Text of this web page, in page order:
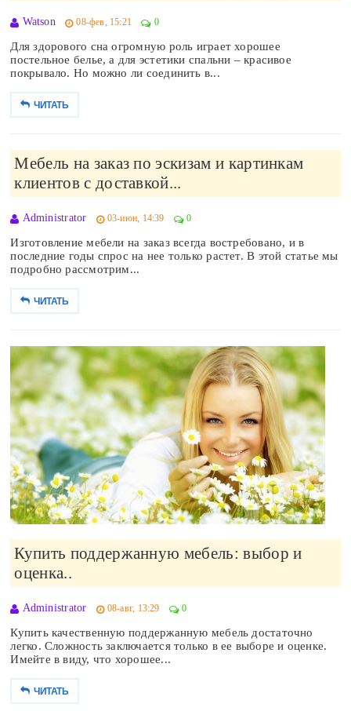
Watson 08-фев, 15:21 0
Для здорового сна огромную роль играет хорошее
постельное белье, а для эстетики спальни – красивое
покрывало. Но можно ли соединить в...
ЧИТАТЬ
Мебель на заказ по эскизам и картинкам
клиентов с доставкой...
Administrator 03-июн, 14:39 0
Изготовление мебели на заказ всегда востребовано, и в
последние годы спрос на нее только растет. В этой статье мы
подробно рассмотрим...
ЧИТАТЬ
Купить поддержанную мебель: выбор и
оценка..
Administrator 08-авг, 13:29 0
Купить качественную поддержанную мебель достаточно
легко. Сложность заключается только в ее выборе и оценке.
Имейте в виду, что хорошее...
ЧИТАТЬ